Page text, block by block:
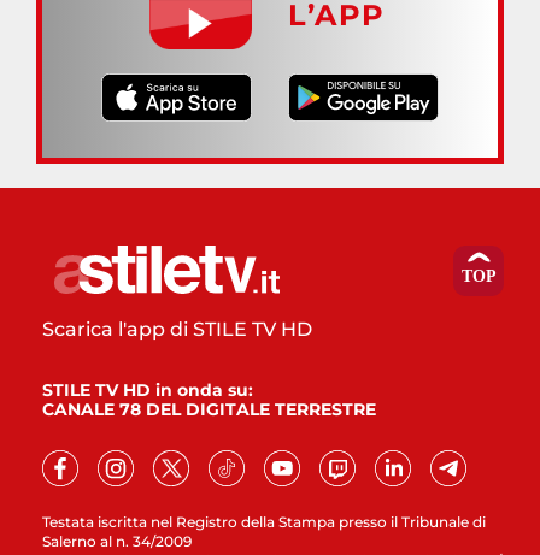
L’APP
Testata iscritta nel Registro della Stampa presso il Tribunale di
Salerno al n. 34/2009
Scarica l'app di STILE TV HD
STILE TV HD in onda su:
CANALE 78 DEL DIGITALE TERRESTRE